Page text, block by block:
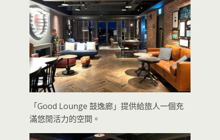
「Good Lounge 鼓逸廊」提供給旅人一個充
滿悠閒活力的空間。